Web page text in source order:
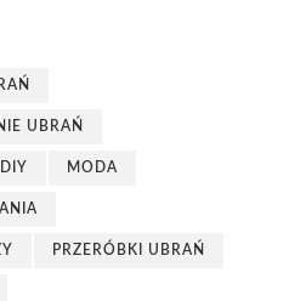
UBRAŃ
MODA
PRZERÓBKI UBRAŃ